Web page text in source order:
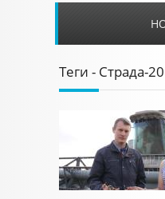
Теги - Страда-